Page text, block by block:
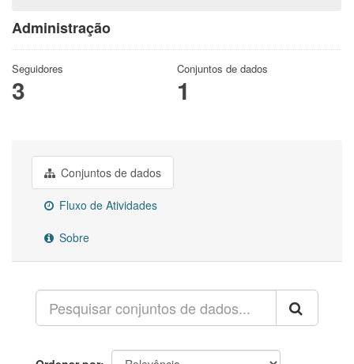
Administração
Seguidores
3
Conjuntos de dados
1
Conjuntos de dados
Fluxo de Atividades
Sobre